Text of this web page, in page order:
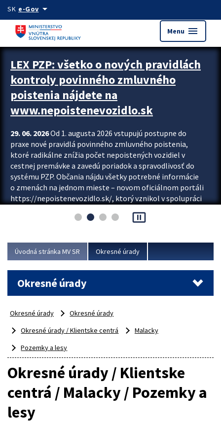
Preskocit na hlavný obsah
SK e-Govarrow_drop_down
Menu menu
Zastavit automatický posun upútavok
LEX PZP: všetko o nových pravidlách
kontroly povinného zmluvného
poistenia nájdete na
www.nepoistenevozidlo.sk
29. 06. 2026Od 1. augusta 2026 vstupujú postupne do
praxe nové pravidlá povinného zmluvného poistenia,
ktoré radikálne znížia počet nepoistených vozidiel v
cestnej premávke a zavedú poriadok a spravodlivosť do
systému PZP. Občania nájdu všetky potrebné informácie
o zmenách na jednom mieste – novom oficiálnom portáli
https://nepoistenevozidlo.sk/, ktorý vznikol v spolupráci
asociácie poisťovní (SLASPO) a Ministerstva vnútra SR.
Viac
pause_presentation
Úvodná stránka MV SR Okresné úrady
Okresné úrady
Okresné úrady
Okresné úrady
Okresné úrady / Klientske centrá
Malacky
Pozemky a lesy
Okresné úrady / Klientske
centrá / Malacky / Pozemky a
lesy